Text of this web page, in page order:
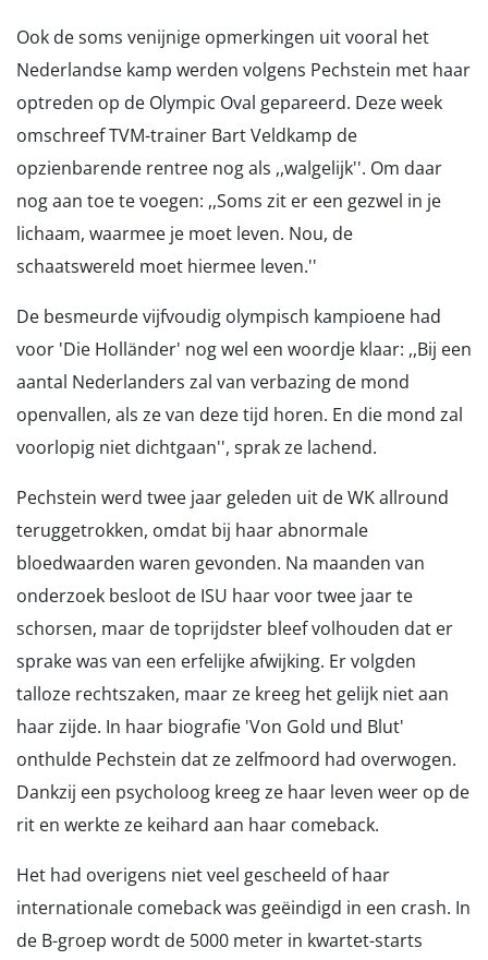
Ook de soms venijnige opmerkingen uit vooral het
Nederlandse kamp werden volgens Pechstein met haar
optreden op de Olympic Oval gepareerd. Deze week
omschreef TVM-trainer Bart Veldkamp de
opzienbarende rentree nog als ,,walgelijk''. Om daar
nog aan toe te voegen: ,,Soms zit er een gezwel in je
lichaam, waarmee je moet leven. Nou, de
schaatswereld moet hiermee leven.''
De besmeurde vijfvoudig olympisch kampioene had
voor 'Die Holländer' nog wel een woordje klaar: ,,Bij een
aantal Nederlanders zal van verbazing de mond
openvallen, als ze van deze tijd horen. En die mond zal
voorlopig niet dichtgaan'', sprak ze lachend.
Pechstein werd twee jaar geleden uit de WK allround
teruggetrokken, omdat bij haar abnormale
bloedwaarden waren gevonden. Na maanden van
onderzoek besloot de ISU haar voor twee jaar te
schorsen, maar de toprijdster bleef volhouden dat er
sprake was van een erfelijke afwijking. Er volgden
talloze rechtszaken, maar ze kreeg het gelijk niet aan
haar zijde. In haar biografie 'Von Gold und Blut'
onthulde Pechstein dat ze zelfmoord had overwogen.
Dankzij een psycholoog kreeg ze haar leven weer op de
rit en werkte ze keihard aan haar comeback.
Het had overigens niet veel gescheeld of haar
internationale comeback was geëindigd in een crash. In
de B-groep wordt de 5000 meter in kwartet-starts